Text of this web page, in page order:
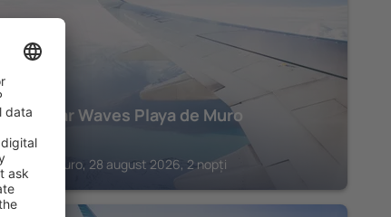
Iberostar Waves Playa de Muro
735€
Playa de Muro, 28 august 2026, 2 nopți